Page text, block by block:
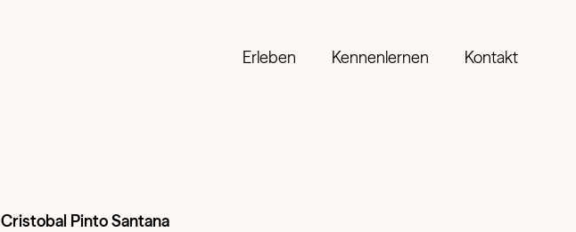
Erleben Kennenlernen Kontakt
Cristobal Pinto Santana